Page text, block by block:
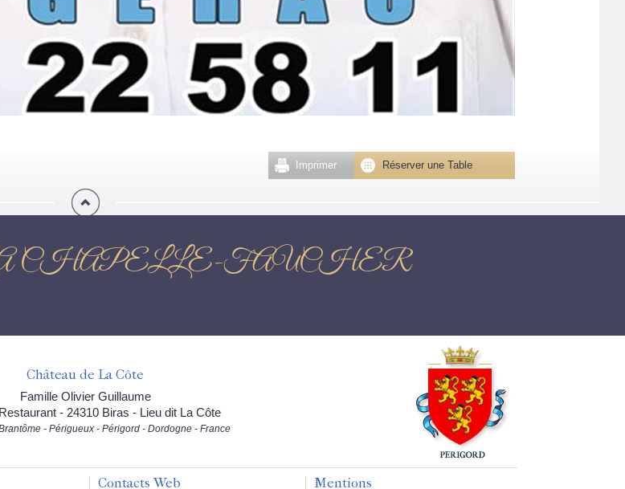
Réserver une Table
Imprimer
LA CHAPELLE-FAUCHER
Château de La Côte
Famille Olivier Guillaume
- 24310 Biras - Lieu dit La Côte
- Périgueux - Périgord - Dordogne - France
Contacts Web Mentions